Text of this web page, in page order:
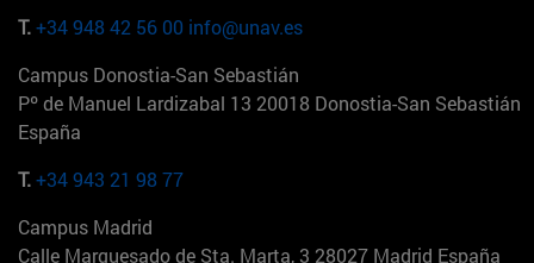
T.+34 948 42 56 00 info@unav.es
Campus Donostia-San Sebastián
Pº de Manuel Lardizabal 13 20018 Donostia-San Sebastián
España
T.+34 943 21 98 77
Campus Madrid
Calle Marquesado de Sta. Marta, 3 28027 Madrid España